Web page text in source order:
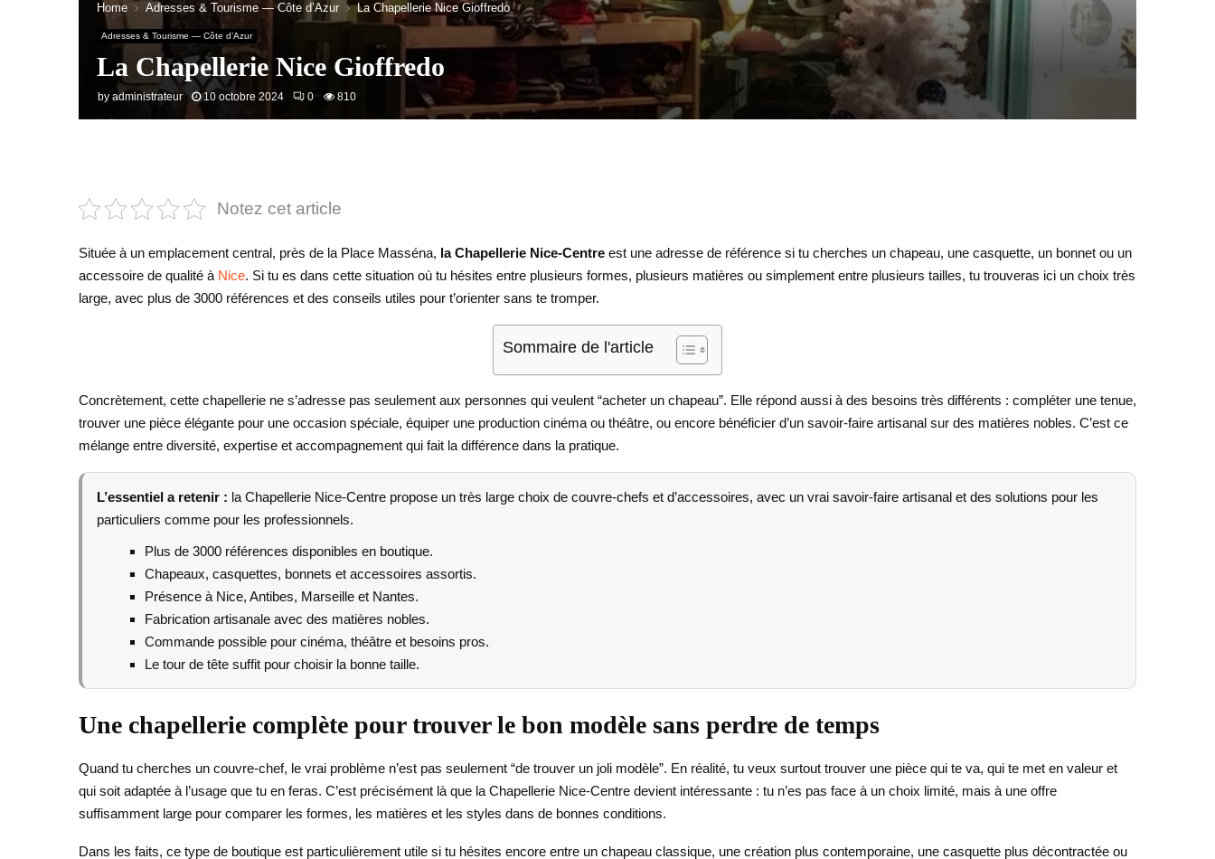
Home Adresses & Tourisme — Côte d’Azur La Chapellerie Nice Gioffredo
Adresses & Tourisme — Côte d’Azur
La Chapellerie Nice Gioffredo
by administrateur 10 octobre 2024 0 810
Notez cet article
Située à un emplacement central, près de la Place Masséna, la Chapellerie Nice-Centre est une adresse de référence si tu cherches un chapeau, une casquette, un bonnet ou un
accessoire de qualité à Nice. Si tu es dans cette situation où tu hésites entre plusieurs formes, plusieurs matières ou simplement entre plusieurs tailles, tu trouveras ici un choix très
large, avec plus de 3000 références et des conseils utiles pour t’orienter sans te tromper.
Sommaire de l'article
Concrètement, cette chapellerie ne s’adresse pas seulement aux personnes qui veulent “acheter un chapeau”. Elle répond aussi à des besoins très différents : compléter une tenue,
trouver une pièce élégante pour une occasion spéciale, équiper une production cinéma ou théâtre, ou encore bénéficier d’un savoir-faire artisanal sur des matières nobles. C’est ce
mélange entre diversité, expertise et accompagnement qui fait la différence dans la pratique.
L’essentiel a retenir : la Chapellerie Nice-Centre propose un très large choix de couvre-chefs et d’accessoires, avec un vrai savoir-faire artisanal et des solutions pour les
particuliers comme pour les professionnels.
Plus de 3000 références disponibles en boutique.
Chapeaux, casquettes, bonnets et accessoires assortis.
Présence à Nice, Antibes, Marseille et Nantes.
Fabrication artisanale avec des matières nobles.
Commande possible pour cinéma, théâtre et besoins pros.
Le tour de tête suffit pour choisir la bonne taille.
Une chapellerie complète pour trouver le bon modèle sans perdre de temps
Quand tu cherches un couvre-chef, le vrai problème n’est pas seulement “de trouver un joli modèle”. En réalité, tu veux surtout trouver une pièce qui te va, qui te met en valeur et
qui soit adaptée à l’usage que tu en feras. C’est précisément là que la Chapellerie Nice-Centre devient intéressante : tu n’es pas face à un choix limité, mais à une offre
suffisamment large pour comparer les formes, les matières et les styles dans de bonnes conditions.
Dans les faits, ce type de boutique est particulièrement utile si tu hésites encore entre un chapeau classique, une création plus contemporaine, une casquette plus décontractée ou